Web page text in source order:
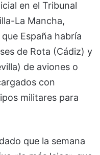
en el Tribunal
La Mancha,
España habría
de Rota (Cádiz) y
de aviones o
con
militares para
que la semana